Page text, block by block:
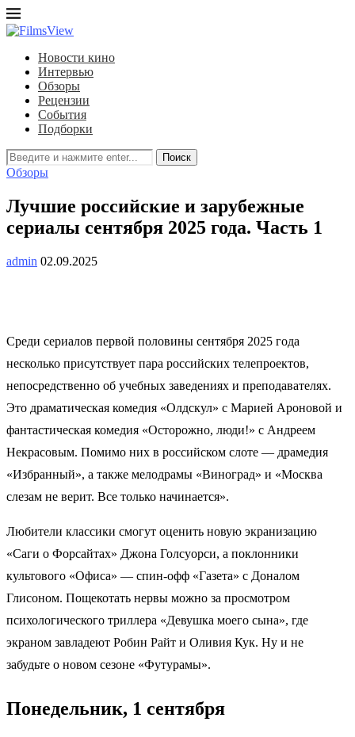
Новости кино
Интервью
Обзоры
Рецензии
События
Подборки
Поиск
Обзоры
Лучшие российские и зарубежные
сериалы сентября 2025 года. Часть 1
admin 02.09.2025
Среди сериалов первой половины сентября 2025 года
несколько присутствует пара российских телепроектов,
непосредственно об учебных заведениях и преподавателях.
Это драматическая комедия «Олдскул» с Марией Ароновой и
фантастическая комедия «Осторожно, люди!» с Андреем
Некрасовым. Помимо них в российском слоте — драмедия
«Избранный», а также мелодрамы «Виноград» и «Москва
слезам не верит. Все только начинается».
Любители классики смогут оценить новую экранизацию
«Саги о Форсайтах» Джона Голсуорси, а поклонники
культового «Офиса» — спин-офф «Газета» с Доналом
Глисоном. Пощекотать нервы можно за просмотром
психологического триллера «Девушка моего сына», где
экраном завладеют Робин Райт и Оливия Кук. Ну и не
забудьте о новом сезоне «Футурамы».
Понедельник, 1 сентября